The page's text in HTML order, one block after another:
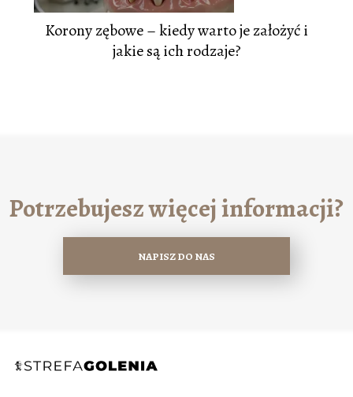
Korony zębowe – kiedy warto je założyć i
jakie są ich rodzaje?
Potrzebujesz więcej informacji?
NAPISZ DO NAS